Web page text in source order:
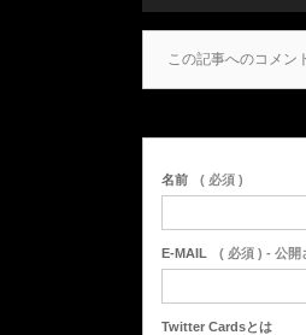
この記事へのコメン
名前 ( 必須 )
E-MAIL ( 必須 ) - 公開
Twitter Cardsとは